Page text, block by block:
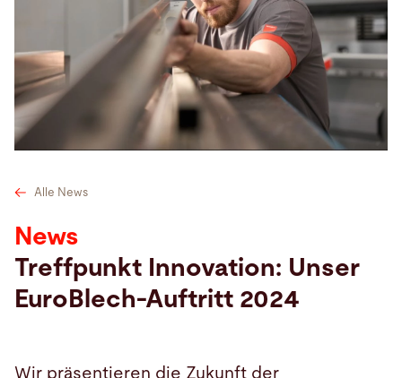
Suche
Deutschland · Deutsch Kontakt myBystronic
Alle News
News
Treffpunkt Innovation: Unser
EuroBlech-Auftritt 2024
Wir präsentieren die Zukunft der